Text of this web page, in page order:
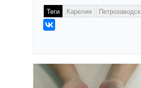
Теги Карелия Петрозаводск